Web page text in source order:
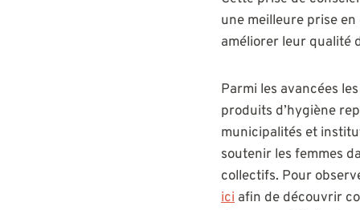
une meilleure prise
améliorer leur qualité
Parmi les avancées
produits d’hygiène
municipalités et
soutenir les femmes
collectifs. Pour
ici afin de découvrir